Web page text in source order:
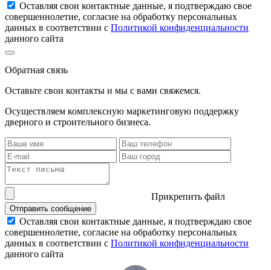
Оставляя свои контактные данные, я подтверждаю свое
совершеннолетие, согласие на обработку персональных
данных в соответствии с Политикой конфиденциальности
данного сайта
Обратная связь
Оставьте свои контакты и мы с вами свяжемся.
Осуществляем комплексную маркетинговую поддержку
дверного и строительного бизнеса.
Прикрепить файл
Отправить сообщение
Оставляя свои контактные данные, я подтверждаю свое
совершеннолетие, согласие на обработку персональных
данных в соответствии с Политикой конфиденциальности
данного сайта